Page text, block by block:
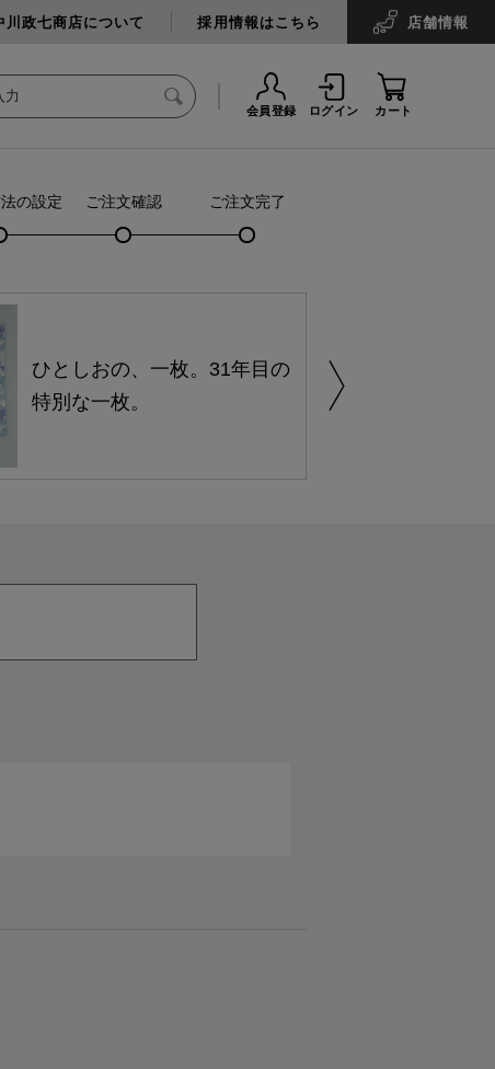
川政七商店について 採用情報はこちら 店舗情報
会員登録 ログイン カート
の設定 ご注文確認 ご注文完了
ひとしおの、一枚。31年目の
特別な一枚。